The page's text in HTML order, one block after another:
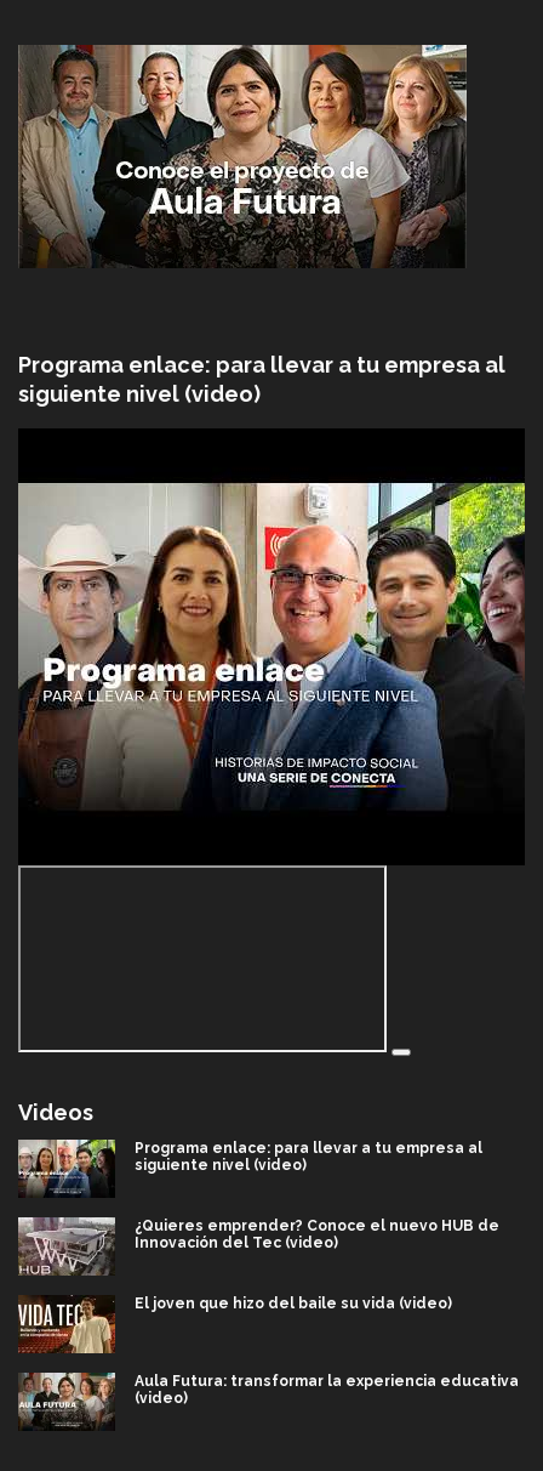
Programa enlace: para llevar a tu empresa al
siguiente nivel (video)
Videos
Programa enlace: para llevar a tu empresa al
siguiente nivel (video)
¿Quieres emprender? Conoce el nuevo HUB de
Innovación del Tec (video)
El joven que hizo del baile su vida (video)
Aula Futura: transformar la experiencia educativa
(video)